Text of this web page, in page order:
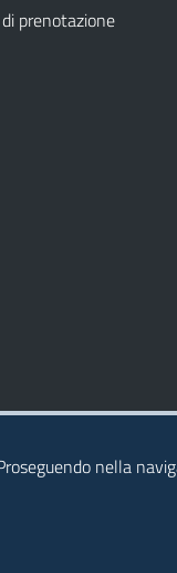
prenotazione
nella